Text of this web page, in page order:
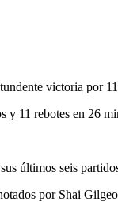
victoria por
11 rebotes en 26
últimos seis
por Shai